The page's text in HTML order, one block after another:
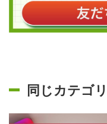
同じカテゴ